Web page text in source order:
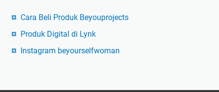
Cara Beli Produk Beyouprojects
Produk Digital di Lynk
Instagram beyourselfwoman